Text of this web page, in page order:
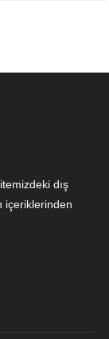
dış
içeriklerinden